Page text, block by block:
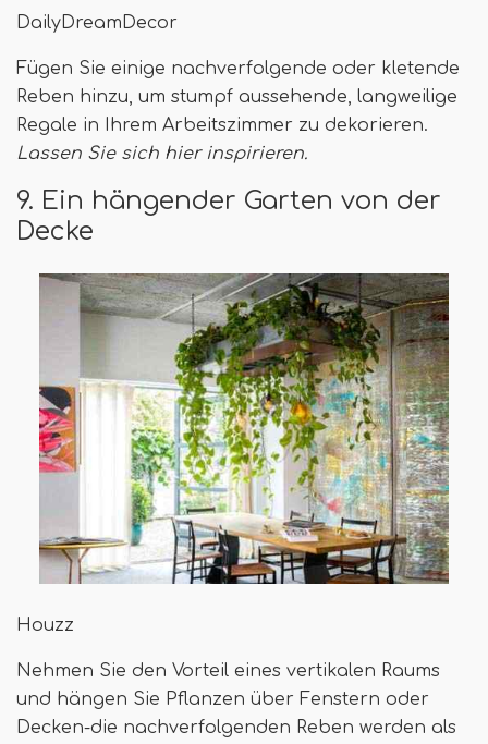
DailyDreamDecor
Fügen Sie einige nachverfolgende oder kletende
Reben hinzu, um stumpf aussehende, langweilige
Regale in Ihrem Arbeitszimmer zu dekorieren.
Lassen Sie sich hier inspirieren.
9. Ein hängender Garten von der
Decke
Houzz
Nehmen Sie den Vorteil eines vertikalen Raums
und hängen Sie Pflanzen über Fenstern oder
Decken-die nachverfolgenden Reben werden als